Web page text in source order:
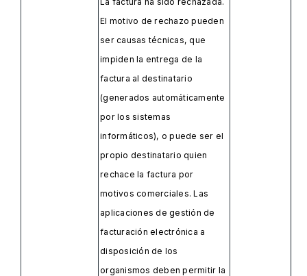
El motivo de rechazo pueden
ser causas técnicas, que
impiden la entrega de la
factura al destinatario
(generados automáticamente
por los sistemas
informáticos), o puede ser el
propio destinatario quien
rechace la factura por
motivos comerciales. Las
aplicaciones de gestión de
facturación electrónica a
disposición de los
organismos deben permitir la